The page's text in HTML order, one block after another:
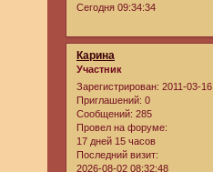
Сегодня 09:34:34
Карина
Участник
Зарегистрирован: 2011-03-16
Приглашений: 0
Сообщений: 285
Провел на форуме:
17 дней 15 часов
Последний визит:
2026-08-02 08:32:48